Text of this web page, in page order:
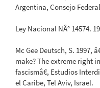
Argentina, Consejo
Ley Nacional NÂ° 14574.
Mc Gee Deutsch, S. 1997,
make? The extreme right
fascismâ€, Estudios
el Caribe, Tel Aviv, Israel.